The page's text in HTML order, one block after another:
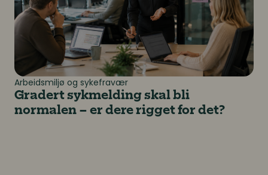
Arbeidsmiljø og sykefravær
Gradert sykmelding skal bli
normalen – er dere rigget for det?